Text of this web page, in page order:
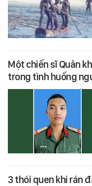
Một chiến sĩ Quân
trong tình huống
3 thói quen khi rán